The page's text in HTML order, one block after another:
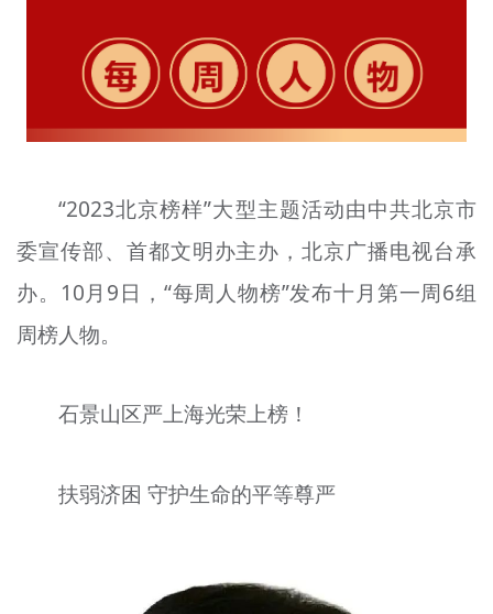
“2023北京榜样”大型主题活动由中共北京市
委宣传部、首都文明办主办，北京广播电视台承
办。10月9日，“每周人物榜”发布十月第一周6组
周榜人物。
石景山区严上海光荣上榜！
扶弱济困 守护生命的平等尊严